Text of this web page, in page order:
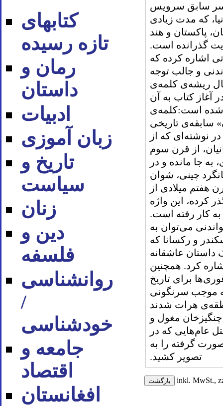
کتابهای
تازه رسیده
رمان و
داستان
ادبیات
زبان آموزی
تاریخ و
سیاست
زنان
دین و
فلسفه
روان‪شناسی
/
خودشناسی
جامعه و
اقتصاد
افغانستان
سابق سرویس
که مدت زیادی
پاکستان و هند
گذرانده است.
اشاره کرده که
و جالب توجه
ریشه‌ی کلمه‌ی
آغاز کتاب به آن
شده است:کلمه‌ی
سابقه‌ی تاریخی
نوشته‌ای که از
از قرن سوم
به جا مانده و در
چینی، شوان
هفتم میلادی از
کرده، این واژه
به کار رفته است.
می‌توان به
و رکسانا که
داستان عاشقانه
کرد. همچنین
برای تاریخ
موجب سرنگونی
هرات شدند
مغول و
عام‌هایی که در
گرفته را به
تصویر کشید.
inkl. MwSt.,